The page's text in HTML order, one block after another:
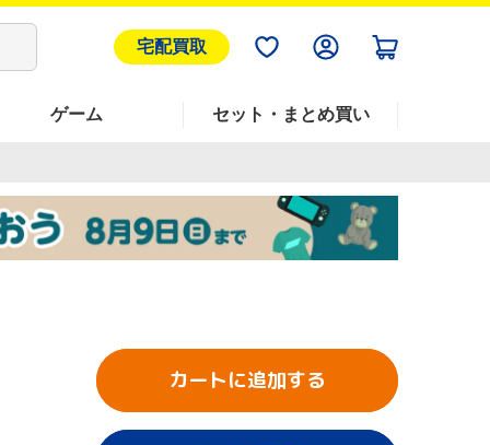
宅配買取
ゲーム セット・まとめ買い
カートに追加する